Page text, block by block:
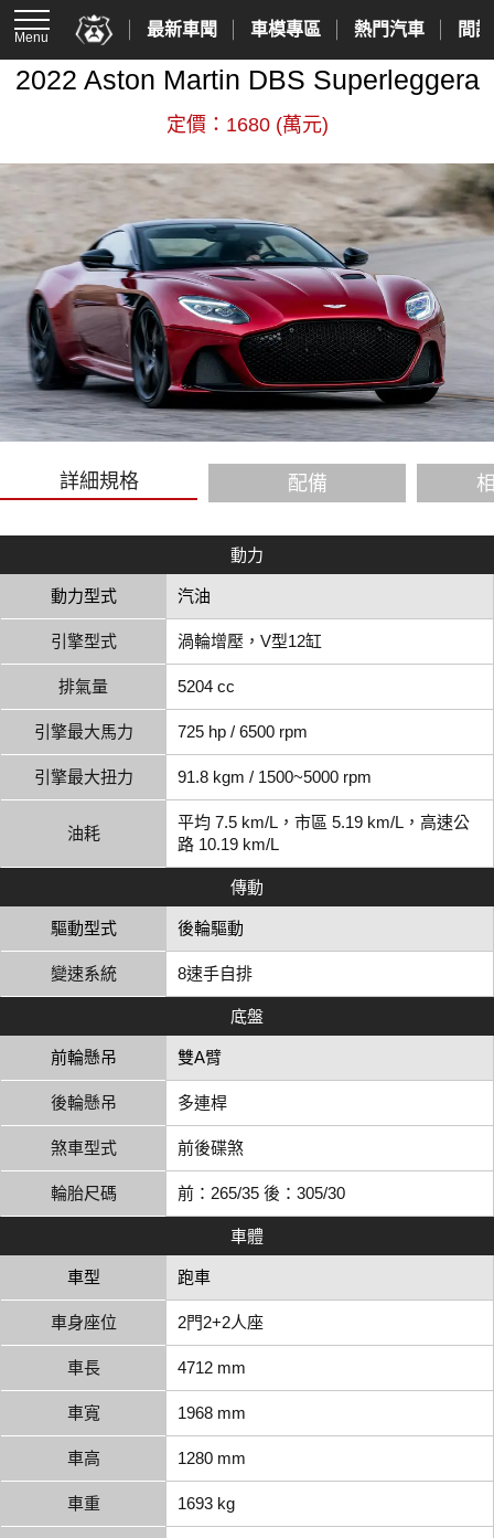
Menu 最新車聞 車模專區 熱門汽車 間
2022 Aston Martin DBS Superleggera
定價：1680 (萬元)
詳細規格 配備
動力
動力型式 汽油
引擎型式 渦輪增壓，V型12缸
排氣量 5204 cc
引擎最大馬力 725 hp / 6500 rpm
引擎最大扭力 91.8 kgm / 1500~5000 rpm
油耗
平均 7.5 km/L，市區 5.19 km/L，高速公
路 10.19 km/L
傳動
驅動型式 後輪驅動
變速系統 8速手自排
底盤
前輪懸吊 雙A臂
後輪懸吊 多連桿
煞車型式 前後碟煞
輪胎尺碼 前：265/35 後：305/30
車體
車型 跑車
車身座位 2門2+2人座
車長 4712 mm
車寬 1968 mm
車高 1280 mm
車重 1693 kg